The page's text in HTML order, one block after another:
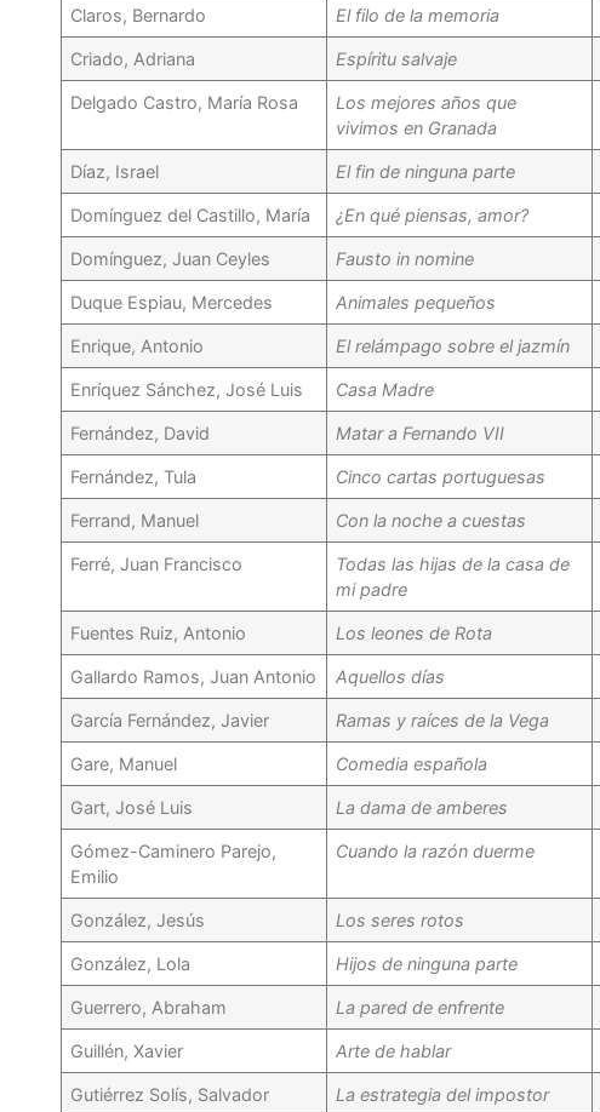
Claros, Bernardo El filo de la memoria
Criado, Adriana Espíritu salvaje
Delgado Castro, María Rosa
Los mejores años que
vivimos en Granada
Díaz, Israel El fin de ninguna parte
Domínguez del Castillo, María ¿En qué piensas, amor?
Domínguez, Juan Ceyles Fausto in nomine
Duque Espiau, Mercedes Animales pequeños
Enrique, Antonio El relámpago sobre el jazmín
Enríquez Sánchez, José Luis Casa Madre
Fernández, David Matar a Fernando VII
Fernández, Tula Cinco cartas portuguesas
Ferrand, Manuel Con la noche a cuestas
Ferré, Juan Francisco
Todas las hijas de la casa de
mi padre
Fuentes Ruiz, Antonio Los leones de Rota
Gallardo Ramos, Juan Antonio Aquellos días
García Fernández, Javier Ramas y raíces de la Vega
Gare, Manuel Comedia española
Gart, José Luis La dama de amberes
Gómez-Caminero Parejo,
Emilio
Cuando la razón duerme
González, Jesús Los seres rotos
González, Lola Hijos de ninguna parte
Guerrero, Abraham La pared de enfrente
Guillén, Xavier Arte de hablar
Gutiérrez Solís, Salvador La estrategia del impostor